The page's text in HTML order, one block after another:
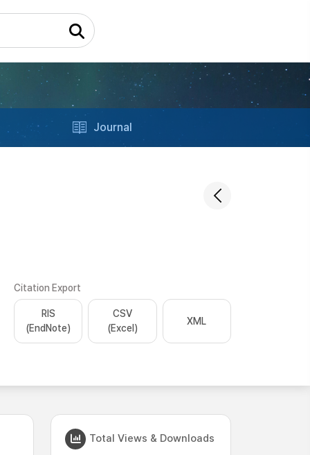
Journal
Citation Export
RIS
(EndNote)
CSV
(Excel)
XML
Total Views & Downloads